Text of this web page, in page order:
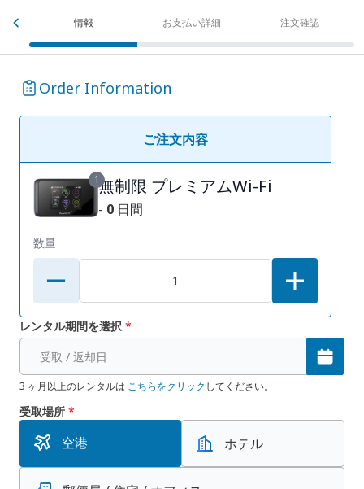
情報 お支払い詳細 注文確認
Order Information
ご注文内容
1無制限 プレミアムWi-Fi
- 0 日間
数量
レンタル期間を選択 *
受取 / 返却日
3 ヶ月以上のレンタルは こちらをクリック してください。
受取場所 *
空港 ホテル